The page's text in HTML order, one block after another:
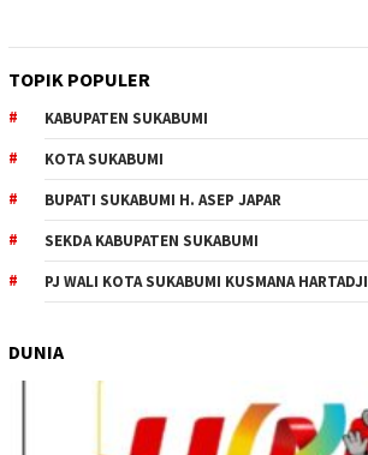
TOPIK POPULER
KABUPATEN SUKABUMI
KOTA SUKABUMI
BUPATI SUKABUMI H. ASEP JAPAR
SEKDA KABUPATEN SUKABUMI
PJ WALI KOTA SUKABUMI KUSMANA HARTADJI
DUNIA